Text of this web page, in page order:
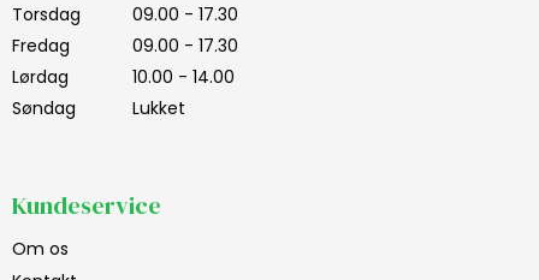
Torsdag
09.00 - 17.30
Fredag
09.00 - 17.30
Lørdag
10.00 - 14.00
Søndag
Lukket
Kundeservice
Om os